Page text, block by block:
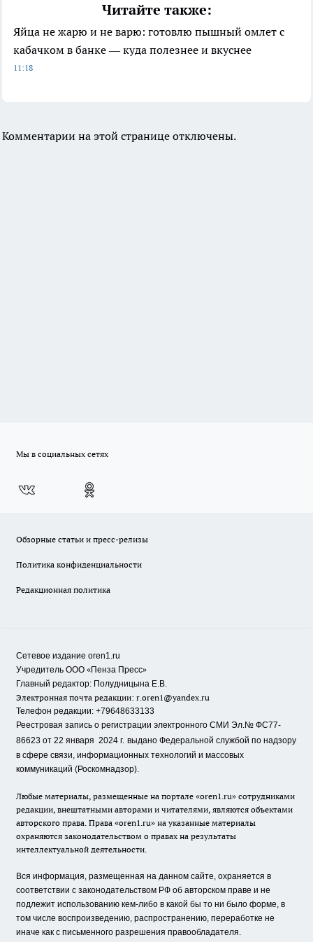
Читайте также:
Яйца не жарю и не варю: готовлю пышный омлет с
кабачком в банке — куда полезнее и вкуснее
11:18
Комментарии на этой странице отключены.
Мы в социальных сетях
Обзорные статьи и пресс-релизы
Политика конфиденциальности
Редакционная политика
Сетевое издание oren1.ru
Учредитель ООО «Пенза Пресс»
Главный редактор: Полудницына Е.В.
Электронная почта редакции: r.oren1@yandex.ru
Телефон редакции: +79648633133
Реестровая запись о регистрации электронного СМИ Эл.№ ФС77-
86623 от 22 января 2024 г. выдано Федеральной службой по надзору
в сфере связи, информационных технологий и массовых
коммуникаций (Роскомнадзор).
Любые материалы, размещенные на портале «oren1.ru» сотрудниками
редакции, внештатными авторами и читателями, являются объектами
авторского права. Права «oren1.ru» на указанные материалы
охраняются законодательством о правах на результаты
интеллектуальной деятельности.
Вся информация, размещенная на данном сайте, охраняется в
соответствии с законодательством РФ об авторском праве и не
подлежит использованию кем-либо в какой бы то ни было форме, в
том числе воспроизведению, распространению, переработке не
иначе как с письменного разрешения правообладателя.